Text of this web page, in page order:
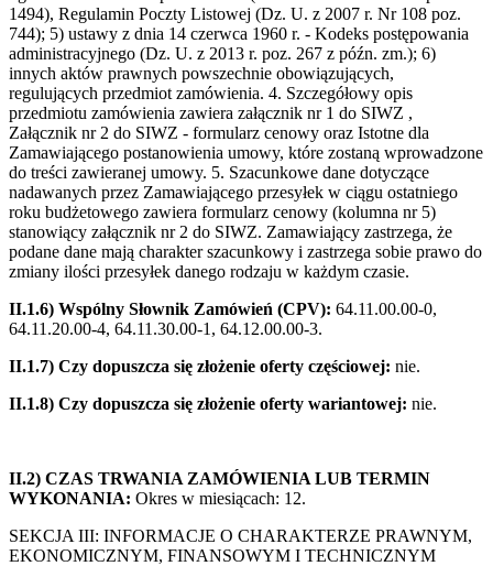
1494), Regulamin Poczty Listowej (Dz. U. z 2007 r. Nr 108 poz.
744); 5) ustawy z dnia 14 czerwca 1960 r. - Kodeks postępowania
administracyjnego (Dz. U. z 2013 r. poz. 267 z późn. zm.); 6)
innych aktów prawnych powszechnie obowiązujących,
regulujących przedmiot zamówienia. 4. Szczegółowy opis
przedmiotu zamówienia zawiera załącznik nr 1 do SIWZ ,
Załącznik nr 2 do SIWZ - formularz cenowy oraz Istotne dla
Zamawiającego postanowienia umowy, które zostaną wprowadzone
do treści zawieranej umowy. 5. Szacunkowe dane dotyczące
nadawanych przez Zamawiającego przesyłek w ciągu ostatniego
roku budżetowego zawiera formularz cenowy (kolumna nr 5)
stanowiący załącznik nr 2 do SIWZ. Zamawiający zastrzega, że
podane dane mają charakter szacunkowy i zastrzega sobie prawo do
zmiany ilości przesyłek danego rodzaju w każdym czasie.
II.1.6) Wspólny Słownik Zamówień (CPV): 64.11.00.00-0,
64.11.20.00-4, 64.11.30.00-1, 64.12.00.00-3.
II.1.7) Czy dopuszcza się złożenie oferty częściowej: nie.
II.1.8) Czy dopuszcza się złożenie oferty wariantowej: nie.
II.2) CZAS TRWANIA ZAMÓWIENIA LUB TERMIN
WYKONANIA: Okres w miesiącach: 12.
SEKCJA III: INFORMACJE O CHARAKTERZE PRAWNYM,
EKONOMICZNYM, FINANSOWYM I TECHNICZNYM